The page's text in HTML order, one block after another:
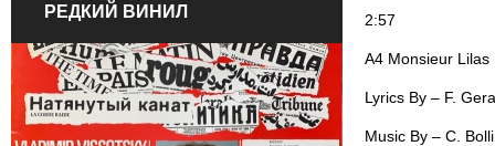
РЕДКИЙ ВИНИЛ 2:57
A4 Monsieur Lilas
Lyrics By – F.
Music By – C.